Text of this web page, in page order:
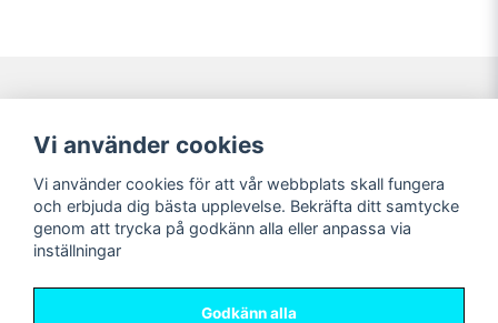
Navigering
Nyheter!
Förbeställning
Mitt konto
Logga in
Registrera dig
Glömt lösenord?
Sociala medier
Vi använder cookies
Vi använder cookies för att vår webbplats skall fungera
och erbjuda dig bästa upplevelse. Bekräfta ditt samtycke
genom att trycka på godkänn alla eller anpassa via
inställningar
Godkänn alla